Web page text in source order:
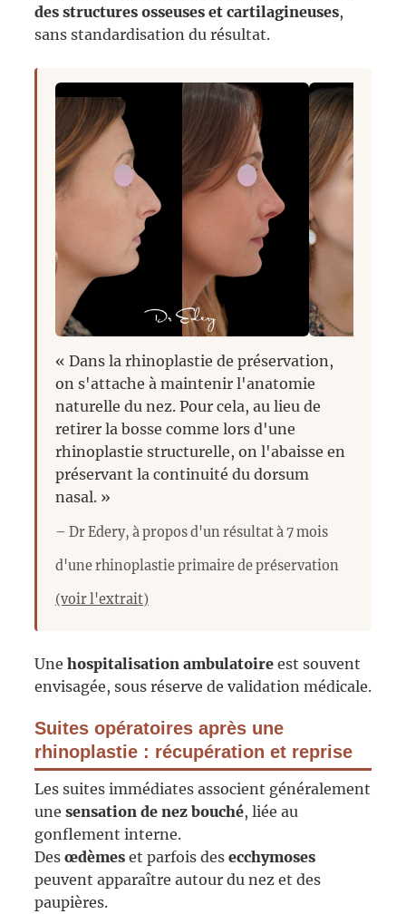
des structures osseuses et cartilagineuses,
sans standardisation du résultat.
« Dans la rhinoplastie de préservation,
on s'attache à maintenir l'anatomie
naturelle du nez. Pour cela, au lieu de
retirer la bosse comme lors d'une
rhinoplastie structurelle, on l'abaisse en
préservant la continuité du dorsum
nasal. »
– Dr Edery, à propos d'un résultat à 7 mois
d'une rhinoplastie primaire de préservation
(voir l'extrait)
Une hospitalisation ambulatoireest souvent
envisagée, sous réserve de validation médicale.
Suites opératoires après une
rhinoplastie : récupération et reprise
Les suites immédiates associent généralement
une sensation de nez bouché, liée au
gonflement interne.
Des œdèmeset parfois des ecchymoses
peuvent apparaître autour du nez et des
paupières.